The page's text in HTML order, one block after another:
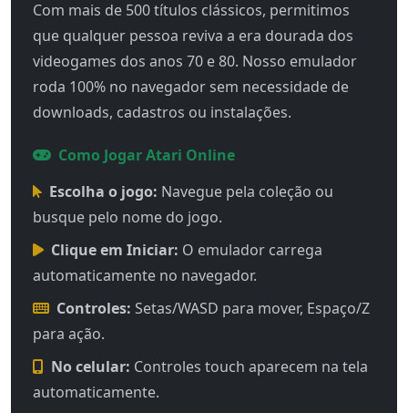
Com mais de 500 títulos clássicos, permitimos
que qualquer pessoa reviva a era dourada dos
videogames dos anos 70 e 80. Nosso emulador
roda 100% no navegador sem necessidade de
downloads, cadastros ou instalações.
Como Jogar Atari Online
Escolha o jogo: Navegue pela coleção ou
busque pelo nome do jogo.
Clique em Iniciar: O emulador carrega
automaticamente no navegador.
Controles: Setas/WASD para mover, Espaço/Z
para ação.
No celular: Controles touch aparecem na tela
automaticamente.